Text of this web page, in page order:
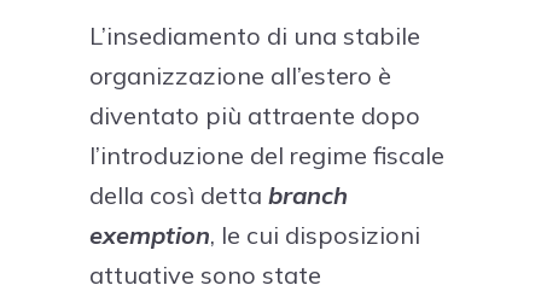
L’insediamento di una stabile
organizzazione all’estero è
diventato più attraente dopo
l’introduzione del regime fiscale
della così detta branch
exemption, le cui disposizioni
attuative sono state